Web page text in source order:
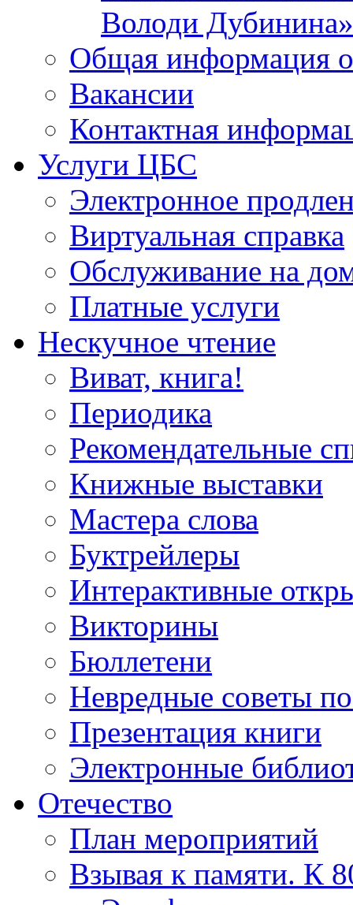
Володи Дубинина»
Общая информация
Вакансии
Контактная
Услуги ЦБС
Электронное
Виртуальная справка
Обслуживание на
Платные услуги
Нескучное чтение
Виват, книга!
Периодика
Рекомендательные
Книжные выставки
Мастера слова
Буктрейлеры
Интерактивные
Викторины
Бюллетени
Невредные советы
Презентация книги
Электронные
Отечество
План мероприятий
Взывая к памяти. К